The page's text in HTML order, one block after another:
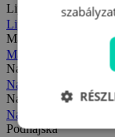
Liptó
Liptó
Magas-Tátra
Magas-Tátra
Nagy-Fátra
Nagy-Fátra
Nagymegyer
Nagymegyer
Podhajska